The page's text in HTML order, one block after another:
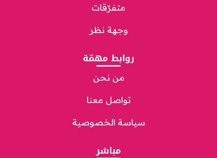
متفرّقات
وجهة نظر
روابط مهمّة
من نحن
تواصل معنا
سياسة الخصوصية
مباشر